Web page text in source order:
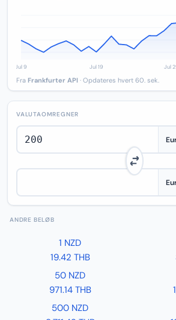
Fra Frankfurter API · Opdateres hvert 60. sek.
VALUTAOMREGNER
ANDRE BELØB
1 NZD
19.42 THB
50 NZD
971.14 THB
500 NZD